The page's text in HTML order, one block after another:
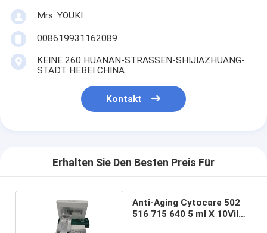
Mrs. YOUKI
008619931162089
KEINE 260 HUANAN-STRASSEN-SHIJIAZHUANG-
STADT HEBEI CHINA
Kontakt
Erhalten Sie Den Besten Preis Für
Anti-Aging Cytocare 502
516 715 640 5 ml X 10Vil